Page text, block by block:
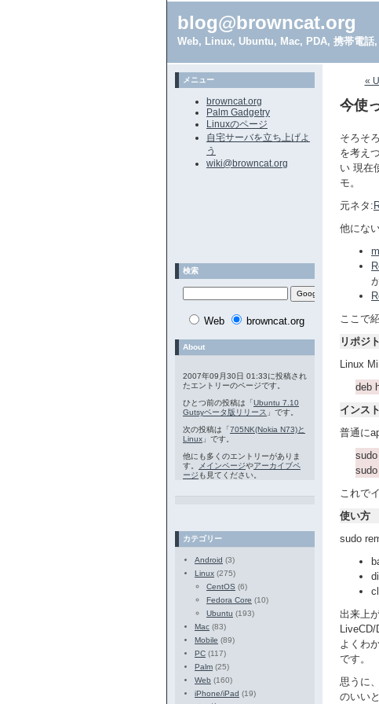
blog@browncat.org
Web, Linux, Ubuntu, Mac, PDA, 携帯電話,
«
今使
そろそ
を考え
い 現在
モ。
元ネタ:
他にな
ここで
リポジ
Linux
deb
インス
普通に
これで
使い方
sudo
出来上
よくわ
です。
思うに
のいい
メニュー
browncat.org
Palm Gadgetry
Linuxのページ
自宅サーバを立ち上げよ
う
wiki@browncat.org
検索
Web browncat.org
About
2007年09月30日 01:33に投稿され
たエントリーのページです。
ひとつ前の投稿は「Ubuntu 7.10
Gutsyベータ版リリース 」です。
次の投稿は「705NK(Nokia N73)と
Linux 」です。
他にも多くのエントリーがありま
す。
メインページやアーカイブペ
ージ も見てください。
カテゴリー
Android (3)
Linux (275)
CentOS (6)
Fedora Core (10)
Ubuntu (193)
Mac (83)
Mobile (89)
PC (117)
Palm (25)
Web (160)
iPhone/iPad (19)